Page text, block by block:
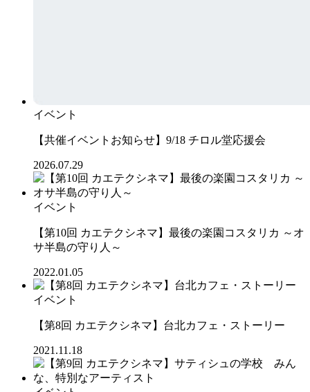
イベント
【共催イベントお知らせ】9/18 チロル堂応援会
2026.07.29
イベント
【第10回 カエテクシネマ】最後の楽園コスタリカ ～オ
サ半島の守り人～
2022.01.05
イベント
【第8回 カエテクシネマ】台北カフェ・ストーリー
2021.11.18